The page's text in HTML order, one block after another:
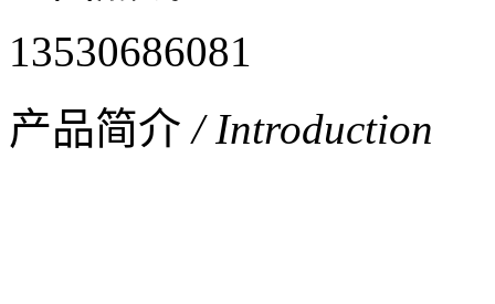
13530686081
产品简介 / Introduction